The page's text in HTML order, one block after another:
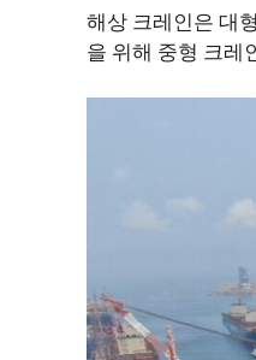
해상 크레인은 대
을 위해 중형 크레